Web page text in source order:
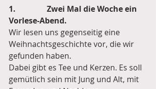
1.                Zwei Mal die Woche ein
Vorlese-Abend.
Wir lesen uns gegenseitig eine
Weihnachtsgeschichte vor, die wir
gefunden haben.
Dabei gibt es Tee und Kerzen. Es soll
gemütlich sein mit Jung und Alt, mit